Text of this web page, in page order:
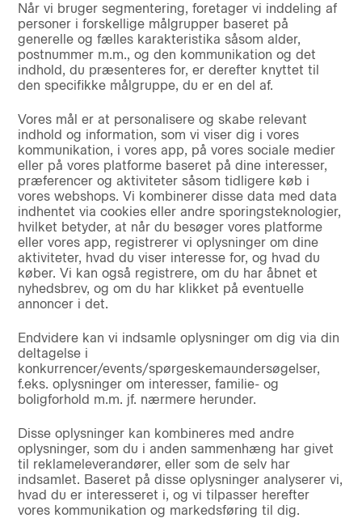
Når vi bruger segmentering, foretager vi inddeling af
personer i forskellige målgrupper baseret på
generelle og fælles karakteristika såsom alder,
postnummer m.m., og den kommunikation og det
indhold, du præsenteres for, er derefter knyttet til
den specifikke målgruppe, du er en del af.
Vores mål er at personalisere og skabe relevant
indhold og information, som vi viser dig i vores
kommunikation, i vores app, på vores sociale medier
eller på vores platforme baseret på dine interesser,
præferencer og aktiviteter såsom tidligere køb i
vores webshops. Vi kombinerer disse data med data
indhentet via cookies eller andre sporingsteknologier,
hvilket betyder, at når du besøger vores platforme
eller vores app, registrerer vi oplysninger om dine
aktiviteter, hvad du viser interesse for, og hvad du
køber. Vi kan også registrere, om du har åbnet et
nyhedsbrev, og om du har klikket på eventuelle
annoncer i det.
Endvidere kan vi indsamle oplysninger om dig via din
deltagelse i
konkurrencer/events/spørgeskemaundersøgelser,
f.eks. oplysninger om interesser, familie- og
boligforhold m.m. jf. nærmere herunder.
Disse oplysninger kan kombineres med andre
oplysninger, som du i anden sammenhæng har givet
til reklameleverandører, eller som de selv har
indsamlet. Baseret på disse oplysninger analyserer vi,
hvad du er interesseret i, og vi tilpasser herefter
vores kommunikation og markedsføring til dig.